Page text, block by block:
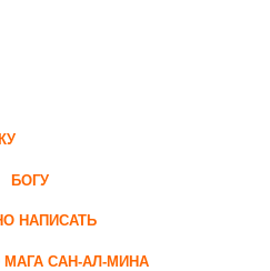
НАПИСАТЬ
САН-АЛ-МИНА